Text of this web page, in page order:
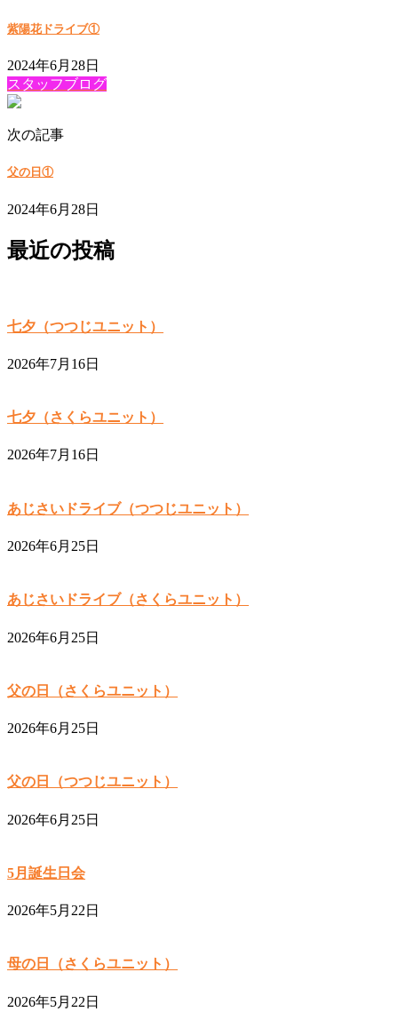
紫陽花ドライブ①
2024年6月28日
スタッフブログ
次の記事
父の日①
2024年6月28日
最近の投稿
七夕（つつじユニット）
2026年7月16日
七夕（さくらユニット）
2026年7月16日
あじさいドライブ（つつじユニット）
2026年6月25日
あじさいドライブ（さくらユニット）
2026年6月25日
父の日（さくらユニット）
2026年6月25日
父の日（つつじユニット）
2026年6月25日
5月誕生日会
2026年5月22日
母の日（さくらユニット）
2026年5月22日